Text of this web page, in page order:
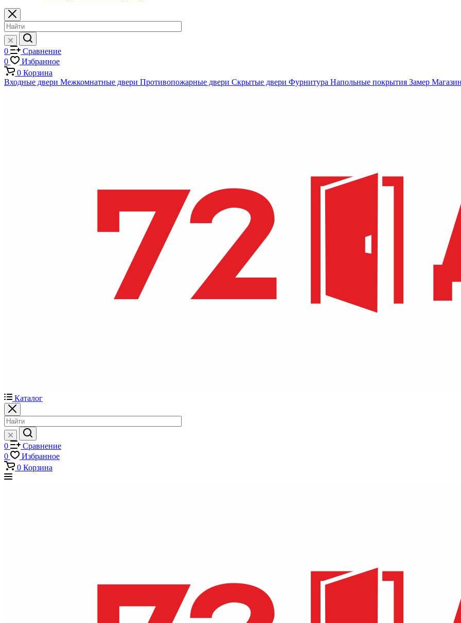
0
Сравнение
0
Избранное
0 Корзина
Входные двери Межкомнатные двери Противопожарные двери Скрытые двери Фурнитура Напольные покрытия Замер
Каталог
0
Сравнение
0
Избранное
0 Корзина